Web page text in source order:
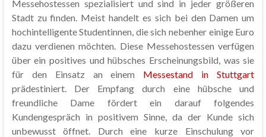
Messehostessen spezialisiert und sind in jeder größeren
Stadt zu finden. Meist handelt es sich bei den Damen um
hochintelligente Studentinnen, die sich nebenher einige Euro
dazu verdienen möchten. Diese Messehostessen verfügen
über ein positives und hübsches Erscheinungsbild, was sie
für den Einsatz an einem Messestand in Stuttgart
prädestiniert. Der Empfang durch eine hübsche und
freundliche Dame fördert ein darauf folgendes
Kundengespräch in positivem Sinne, da der Kunde sich
unbewusst öffnet. Durch eine kurze Einschulung vor